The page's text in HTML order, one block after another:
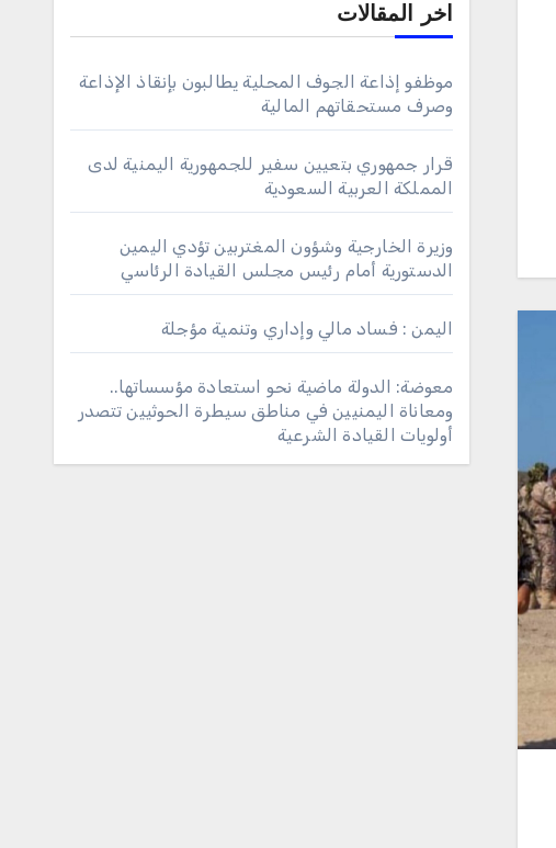
اخر المقالات
موظفو إذاعة الجوف المحلية يطالبون بإنقاذ الإذاعة
وصرف مستحقاتهم المالية
قرار جمهوري بتعيين سفير للجمهورية اليمنية لدى
المملكة العربية السعودية
وزيرة الخارجية وشؤون المغتربين تؤدي اليمين
الدستورية أمام رئيس مجلس القيادة الرئاسي
اليمن : فساد مالي وإداري وتنمية مؤجلة
معوضة: الدولة ماضية نحو استعادة مؤسساتها..
ومعاناة اليمنيين في مناطق سيطرة الحوثيين تتصدر
أولويات القيادة الشرعية